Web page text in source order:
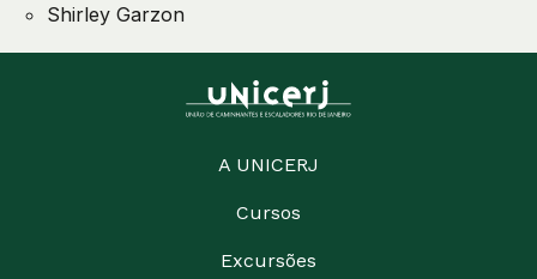
Shirley Garzon
A UNICERJ
Cursos
Excursões